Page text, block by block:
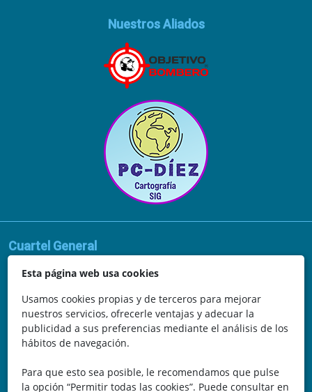
Esta página web usa cookies
Usamos cookies propias y de terceros para mejorar
nuestros servicios, ofrecerle ventajas y adecuar la
publicidad a sus preferencias mediante el análisis de los
hábitos de navegación.
Para que esto sea posible, le recomendamos que pulse
la opción “Permitir todas las cookies”. Puede consultar en
Nuestros Aliados
Cuartel General
Avda. de la Vega, 62
N.I.F.: 44252675-P
Belicena, Granada
España
Teléfono: 646 672 931